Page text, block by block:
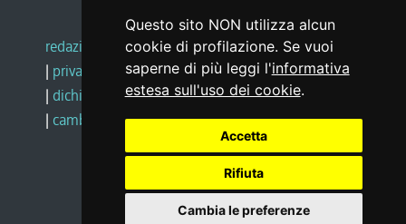
Questo sito NON utilizza alcun
cookie di profilazione. Se vuoi
saperne di più leggi l'informativa
estesa sull'uso dei cookie.
Accetta
Rifiuta
Cambia le preferenze
redazione web |note legali |glossario
| privacy
social media policy
| dichiarazione di accessibilità |feedback
| cambio preferenze cookie
Realizzato da